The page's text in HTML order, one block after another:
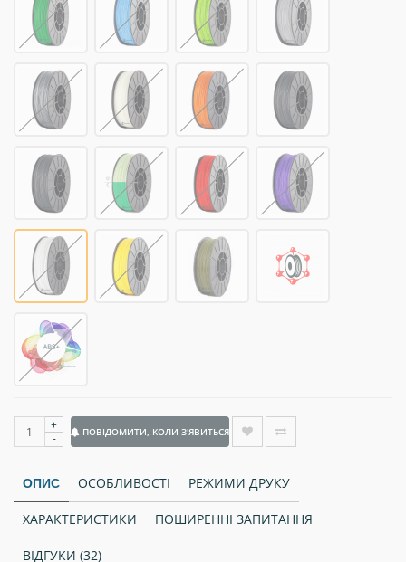
+
-
ПОВІДОМИТИ, КОЛИ З'ЯВИТЬСЯ
ОПИС ОСОБЛИВОСТІ РЕЖИМИ ДРУКУ
ХАРАКТЕРИСТИКИ ПОШИРЕННІ ЗАПИТАННЯ
ВІДГУКИ (32)